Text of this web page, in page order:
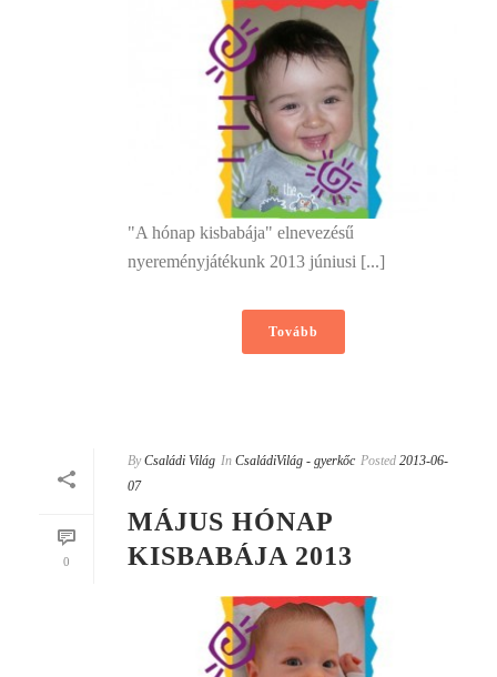
"A hónap kisbabája" elnevezésű
nyereményjátékunk 2013 júniusi [...]
Tovább
0
By Családi Világ In CsaládiVilág - gyerkőc Posted 2013-06-
07
MÁJUS HÓNAP
KISBABÁJA 2013